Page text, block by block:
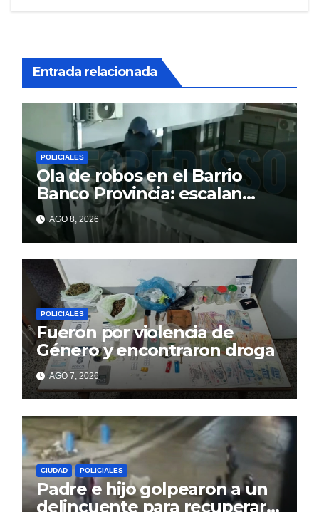
Entrada relacionada
POLICIALES
Ola de robos en el Barrio
Banco Provincia: escalan
paredes en la noche y nadie
responde
AGO 8, 2026
POLICIALES
Fueron por violencia de
Género y encontraron droga
AGO 7, 2026
CIUDAD POLICIALES
Padre e hijo golpearon a un
delincuente para recuperar